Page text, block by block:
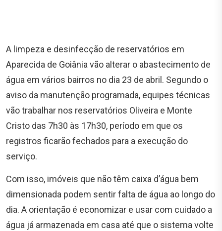
A limpeza e desinfecção de reservatórios em
Aparecida de Goiânia vão alterar o abastecimento de
água em vários bairros no dia 23 de abril. Segundo o
aviso da manutenção programada, equipes técnicas
vão trabalhar nos reservatórios Oliveira e Monte
Cristo das 7h30 às 17h30, período em que os
registros ficarão fechados para a execução do
serviço.
Com isso, imóveis que não têm caixa d’água bem
dimensionada podem sentir falta de água ao longo do
dia. A orientação é economizar e usar com cuidado a
água já armazenada em casa até que o sistema volte